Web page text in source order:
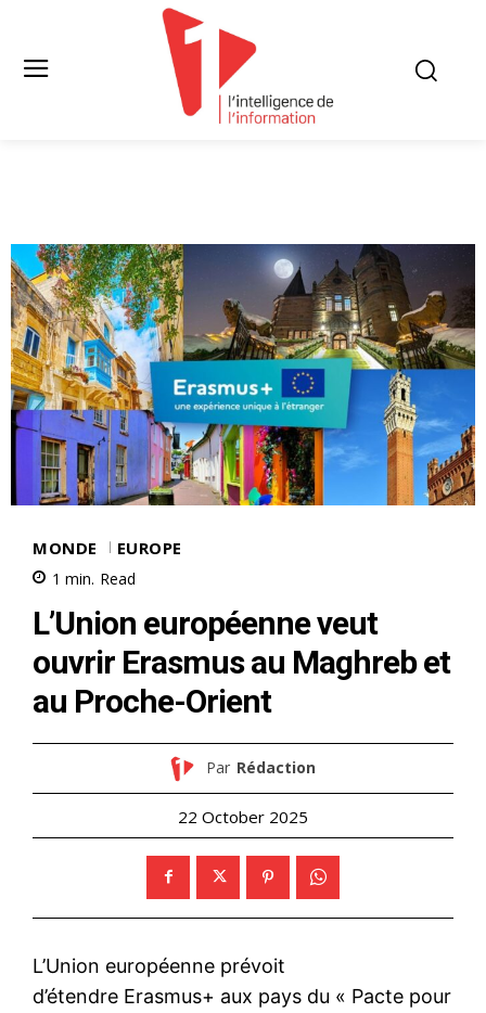
MONDE EUROPE
1 min. Read
L’Union européenne veut
ouvrir Erasmus au Maghreb et
au Proche-Orient
Par Rédaction
22 October 2025
L’Union européenne prévoit
d’étendre Erasmus+ aux pays du « Pacte pour